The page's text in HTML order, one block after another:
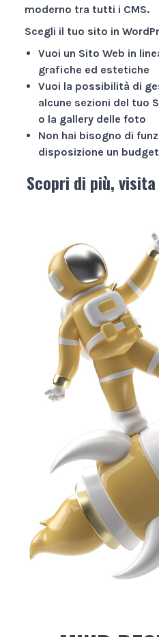
moderno tra tutti i CMS.
Scegli il tuo sito in
Vuoi un Sito Web in
grafiche ed estetiche
Vuoi la possibilità di
alcune sezioni del tuo
o la gallery delle foto
Non hai bisogno di
disposizione un
Scopri di più,